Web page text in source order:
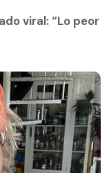
viral: “Lo peor